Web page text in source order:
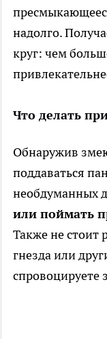
надолго.
круг: чем
Что делать
Обнаружив
поддаваться
необдуманных
или поймать
Также не стоит
гнезда или